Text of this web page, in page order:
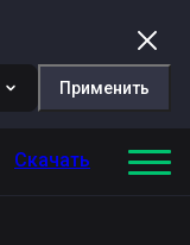
Применить
Скачать